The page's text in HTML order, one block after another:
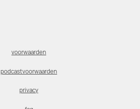
voorwaarden
podcastvoorwaarden
privacy